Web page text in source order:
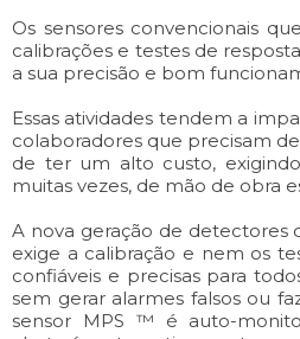
Os sensores convencionais
calibrações e testes de
a sua precisão e bom
Essas atividades tendem a
colaboradores que precisam
de ter um alto custo,
muitas vezes, de mão de obra
A nova geração de detectores
exige a calibração e nem os
confiáveis e precisas para
sem gerar alarmes falsos ou
sensor MPS ™ é auto-